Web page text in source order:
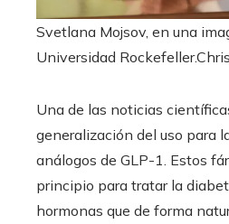
Svetlana Mojsov, en una
Universidad Rockefeller.
Una de las noticias
generalización del uso para
análogos de GLP-1. Estos
principio para tratar la
hormonas que de forma